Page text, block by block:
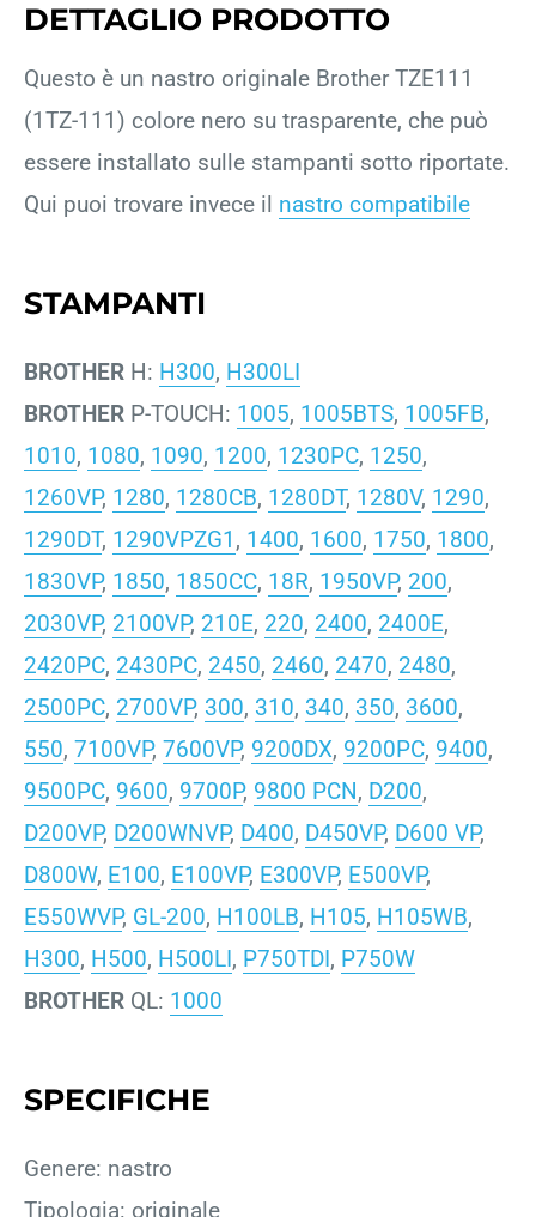
DETTAGLIO PRODOTTO
Questo è un nastro originale Brother TZE111
(1TZ-111) colore nero su trasparente, che può
essere installato sulle stampanti sotto riportate.
Qui puoi trovare invece il nastro compatibile
STAMPANTI
BROTHER H: H300, H300LI
BROTHER P-TOUCH: 1005, 1005BTS, 1005FB,
1010, 1080, 1090, 1200, 1230PC, 1250,
1260VP, 1280, 1280CB, 1280DT, 1280V, 1290,
1290DT, 1290VPZG1 , 1400, 1600, 1750, 1800,
1830VP, 1850, 1850CC, 18R, 1950VP, 200,
2030VP, 2100VP, 210E, 220, 2400, 2400E,
2420PC, 2430PC, 2450, 2460, 2470, 2480,
2500PC, 2700VP, 300, 310, 340, 350, 3600,
550, 7100VP, 7600VP, 9200DX, 9200PC, 9400,
9500PC, 9600, 9700P, 9800 PCN, D200,
D200VP, D200WNVP, D400, D450VP, D600 VP,
D800W, E100, E100VP, E300VP, E500VP,
E550WVP, GL-200, H100LB, H105, H105WB,
H300, H500, H500LI, P750TDI, P750W
BROTHER QL: 1000
SPECIFICHE
Genere: nastro
Tipologia: originale